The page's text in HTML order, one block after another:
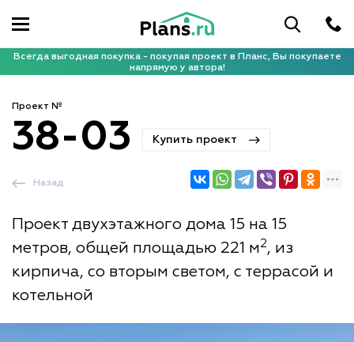
Всегда выгодная покупка - покупая проект в Планс, Вы покупаете
напрямую у автора!
Проект №
38-03 Купить проект
Проект двухэтажного дома 15 на 15
метров, общей площадью 221 м2, из
кирпича, со вторым светом, с террасой и
котельной
Назад